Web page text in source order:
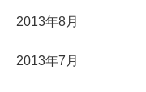
2013年8月
2013年7月